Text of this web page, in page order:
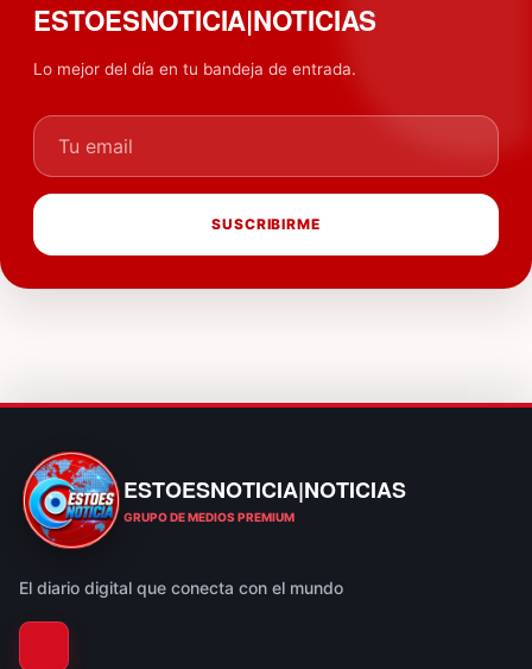
ESTOESNOTICIA|NOTICIAS
Lo mejor del día en tu bandeja de entrada.
Tu email
SUSCRIBIRME
ESTOESNOTICIA|NOTICIAS
ESTOESNOTICIA|NOTICIAS
GRUPO DE MEDIOS PREMIUM
El diario digital que conecta con el mundo